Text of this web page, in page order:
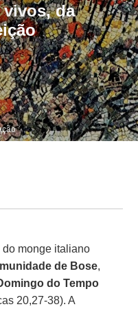
vivos, da
monge italiano
de Bose,
do Tempo
20,27-38). A